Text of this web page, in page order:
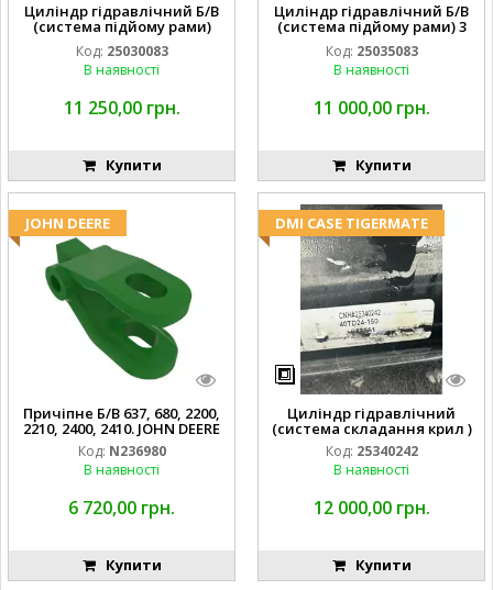
Циліндр гідравлічний Б/В
(система підйому рами)
3X8 87423768
Код: 25030083
В наявності
11 250,00 грн.
Купити
Циліндр гідравлічний Б/В
(система підйому рами) 3
1/2 84255910
Код: 25035083
В наявності
11 000,00 грн.
Купити
JOHN DEERE
Причіпне Б/В 637, 680, 2200,
2210, 2400, 2410. JOHN DEERE
Код: N236980
В наявності
6 720,00 грн.
Купити
DMI CASE TIGERMATE
Циліндр гідравлічний
(система складання крил )
Код: 25340242
В наявності
12 000,00 грн.
Купити